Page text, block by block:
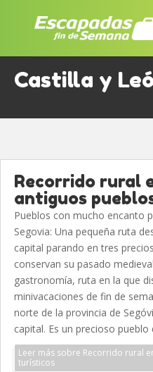
Castilla y
Recorrido rural
antiguos
Pueblos con mucho encanto
Segovia: Una pequeña ruta
capital parando en tres
conservan su pasado
gastronomía, ruta en la que
minivacaciones de fin de
norte de la provincia de
capital. Es un precioso pueblo
Leer más sobre Recorrido rural
turísticos